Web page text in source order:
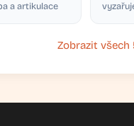
a artikulace
Zobrazit